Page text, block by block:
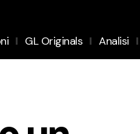
GL Originals Analisi